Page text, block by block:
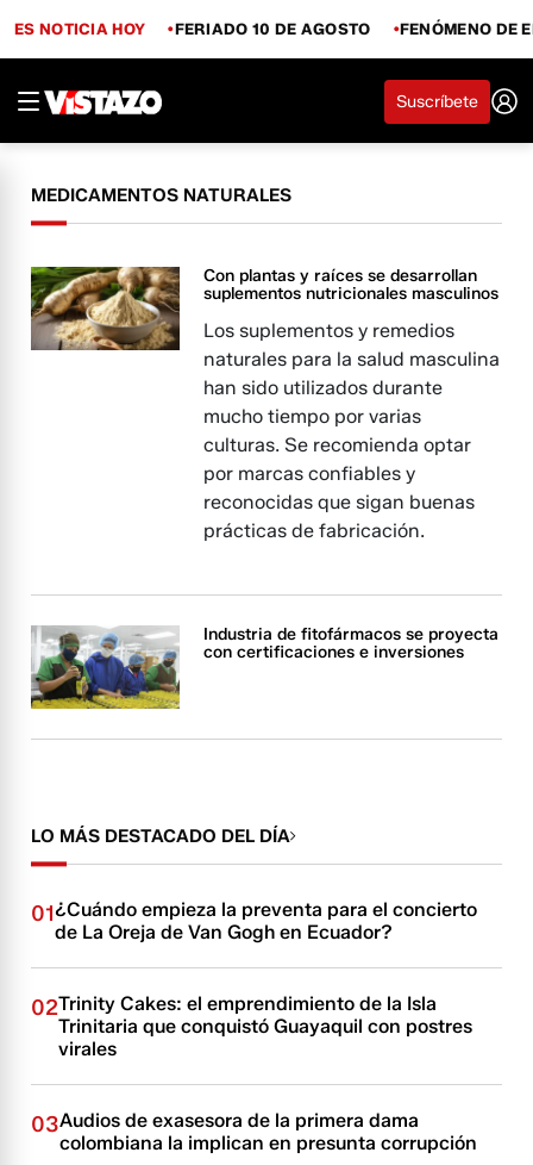
ES NOTICIA HOY FERIADO 10 DE AGOSTO FENÓMENO DE
Suscríbete
MEDICAMENTOS NATURALES
Con plantas y raíces se desarrollan
suplementos nutricionales masculinos
Los suplementos y remedios
naturales para la salud masculina
han sido utilizados durante
mucho tiempo por varias
culturas. Se recomienda optar
por marcas confiables y
reconocidas que sigan buenas
prácticas de fabricación.
Industria de fitofármacos se proyecta
con certificaciones e inversiones
LO MÁS DESTACADO DEL DÍA
01¿Cuándo empieza la preventa para el concierto
de La Oreja de Van Gogh en Ecuador?
02Trinity Cakes: el emprendimiento de la Isla
Trinitaria que conquistó Guayaquil con postres
virales
03Audios de exasesora de la primera dama
colombiana la implican en presunta corrupción